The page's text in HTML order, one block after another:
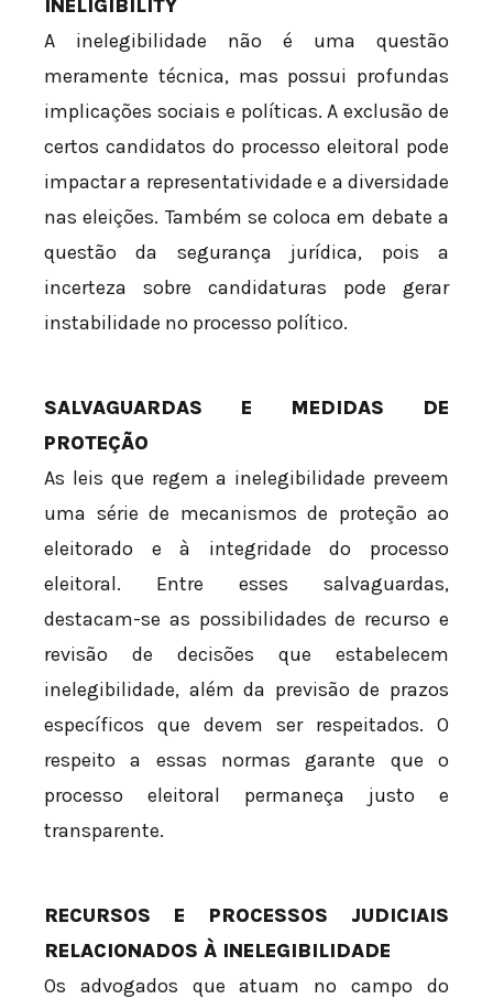
INELIGIBILITY
A inelegibilidade não é uma questão
meramente técnica, mas possui profundas
implicações sociais e políticas. A exclusão de
certos candidatos do processo eleitoral pode
impactar a representatividade e a diversidade
nas eleições. Também se coloca em debate a
questão da segurança jurídica, pois a
incerteza sobre candidaturas pode gerar
instabilidade no processo político.
SALVAGUARDAS E MEDIDAS DE
PROTEÇÃO
As leis que regem a inelegibilidade preveem
uma série de mecanismos de proteção ao
eleitorado e à integridade do processo
eleitoral. Entre esses salvaguardas,
destacam-se as possibilidades de recurso e
revisão de decisões que estabelecem
inelegibilidade, além da previsão de prazos
específicos que devem ser respeitados. O
respeito a essas normas garante que o
processo eleitoral permaneça justo e
transparente.
RECURSOS E PROCESSOS JUDICIAIS
RELACIONADOS À INELEGIBILIDADE
Os advogados que atuam no campo do